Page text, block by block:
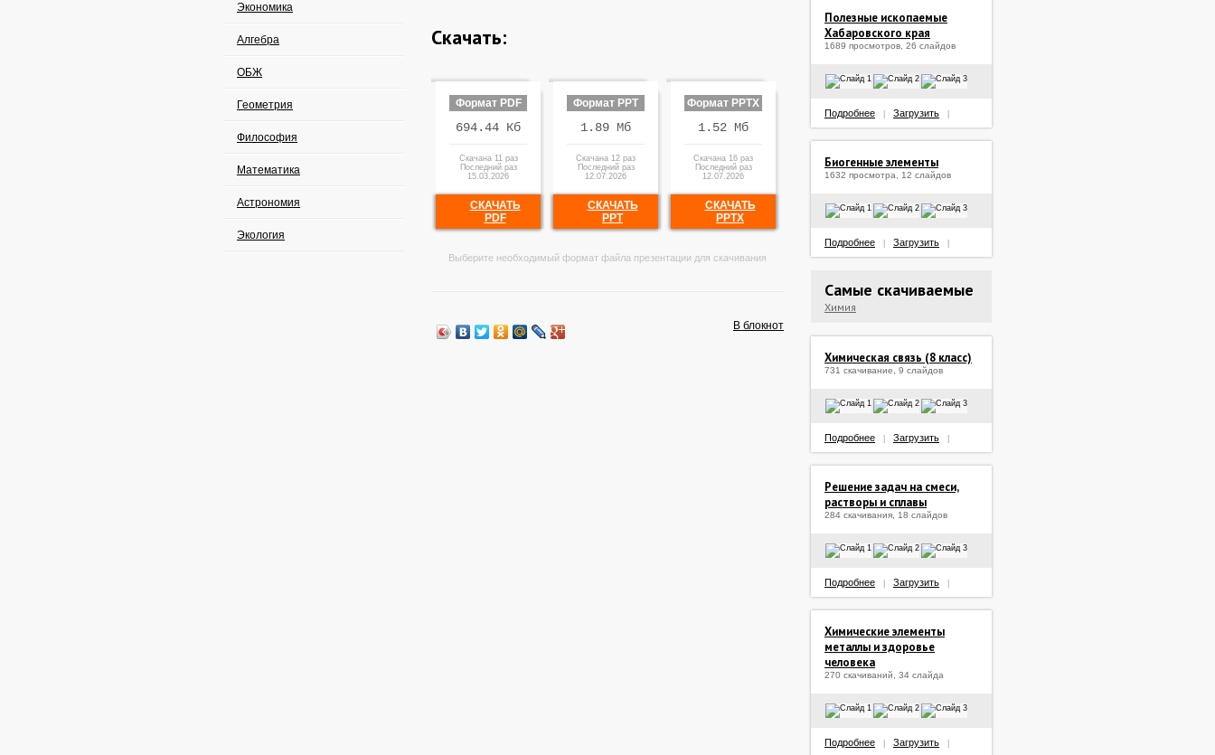
Экономика
Алгебра
ОБЖ
Геометрия
Философия
Математика
Астрономия
Экология
Скачать:
Формат PDF
694.44 Кб
Скачана 11 раз
Последний раз
15.03.2026
СКАЧАТЬ
PDF
Формат PPT
1.89 Мб
Скачана 12 раз
Последний раз
12.07.2026
СКАЧАТЬ
PPT
Формат PPTX
1.52 Мб
Скачана 16 раз
Последний раз
12.07.2026
СКАЧАТЬ
PPTX
Выберите необходимый формат файла презентации для скачивания
В блокнот
Полезные ископаемые
Хабаровского края
1689 просмотров, 26 слайдов
Подробнее Загрузить
Биогенные элементы
1632 просмотра, 12 слайдов
Подробнее Загрузить
Самые скачиваемые
Химия
Химическая связь (8 класс)
731 скачивание, 9 слайдов
Подробнее Загрузить
Решение задач на смеси,
растворы и сплавы
284 скачивания, 18 слайдов
Подробнее Загрузить
Химические элементы
металлы и здоровье
человека
270 скачиваний, 34 слайда
Подробнее Загрузить